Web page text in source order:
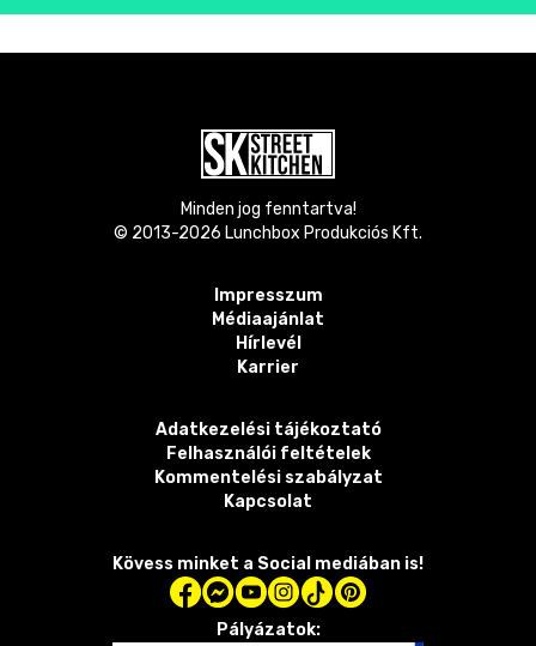
Minden jog fenntartva!
© 2013-2026 Lunchbox Produkciós Kft.
Impresszum
Médiaajánlat
Hírlevél
Karrier
Adatkezelési tájékoztató
Felhasználói feltételek
Kommentelési szabályzat
Kapcsolat
Kövess minket a Social mediában is!
Pályázatok: